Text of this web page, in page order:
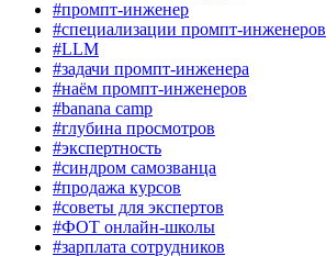
#промпт-инженер
#специализации промпт-инженеров
#LLM
#задачи промпт-инженера
#наём промпт-инженеров
#banana camp
#глубина просмотров
#экспертность
#синдром самозванца
#продажа курсов
#советы для экспертов
#ФОТ онлайн-школы
#зарплата сотрудников